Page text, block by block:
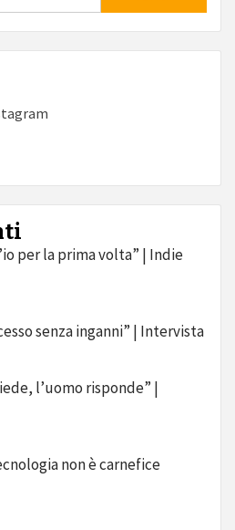
per la prima volta” | Indie
senza inganni” | Intervista
l’uomo risponde” |
non è carnefice